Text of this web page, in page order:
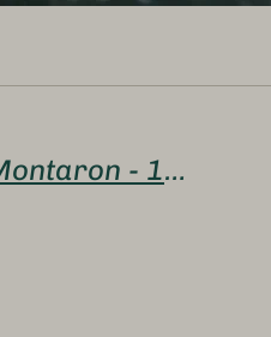
28 mai2026 - GR - Le Rozet / Montaron - 11,4km - 280 m - Guide Jacques